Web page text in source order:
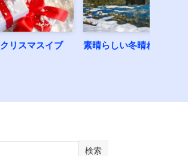
素晴らしい冬晴れ
検索